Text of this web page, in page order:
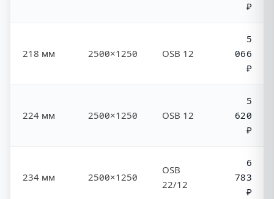
₽
218 мм 2500×1250 OSB 12
5
066
₽
224 мм 2500×1250 OSB 12
5
620
₽
234 мм 2500×1250
OSB
22/12
6
783
₽